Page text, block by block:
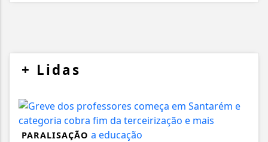
+ Lidas
PARALISAÇÃO